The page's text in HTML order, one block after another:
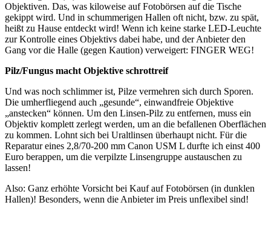
Objektiven. Das, was kiloweise auf Fotobörsen auf die Tische
gekippt wird. Und in schummerigen Hallen oft nicht, bzw. zu spät,
heißt zu Hause entdeckt wird! Wenn ich keine starke LED-Leuchte
zur Kontrolle eines Objektivs dabei habe, und der Anbieter den
Gang vor die Halle (gegen Kaution) verweigert: FINGER WEG!
Pilz/Fungus macht Objektive schrottreif
Und was noch schlimmer ist, Pilze vermehren sich durch Sporen.
Die umherfliegend auch „gesunde“, einwandfreie Objektive
„anstecken“ können. Um den Linsen-Pilz zu entfernen, muss ein
Objektiv komplett zerlegt werden, um an die befallenen Oberflächen
zu kommen. Lohnt sich bei Uraltlinsen überhaupt nicht. Für die
Reparatur eines 2,8/70-200 mm Canon USM L durfte ich einst 400
Euro berappen, um die verpilzte Linsengruppe austauschen zu
lassen!
Also: Ganz erhöhte Vorsicht bei Kauf auf Fotobörsen (in dunklen
Hallen)! Besonders, wenn die Anbieter im Preis unflexibel sind!